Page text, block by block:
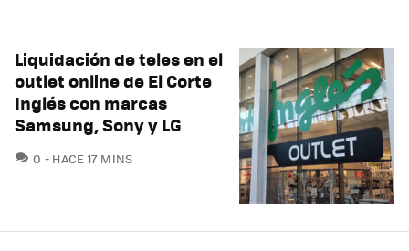
Liquidación de teles en el
outlet online de El Corte
Inglés con marcas
Samsung, Sony y LG
0 COMENTARIOS
HACE 17 MINS